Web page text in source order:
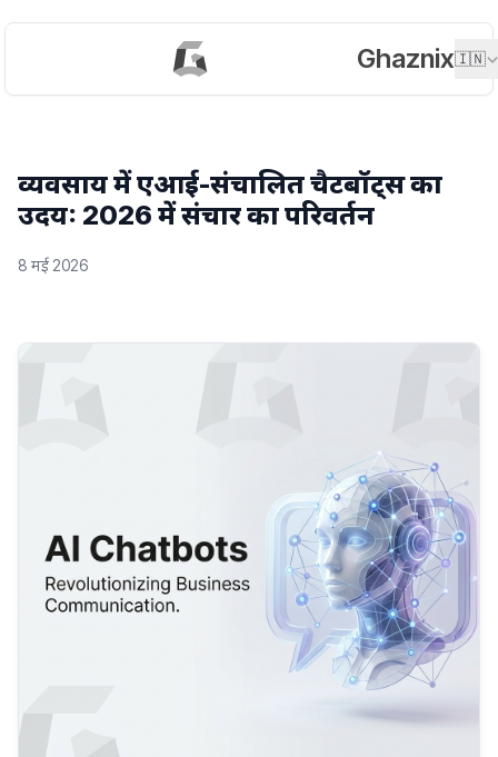
Ghaznix🇮🇳
व्यवसाय में एआई-संचालित चैटबॉट्स का
उदय: 2026 में संचार का परिवर्तन
8 मई 2026